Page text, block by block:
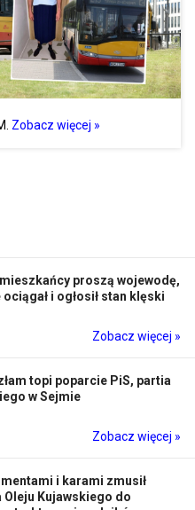
Zobacz więcej »
proszą wojewodę,
i ogłosił stan klęski
Zobacz więcej »
topi poparcie PiS, partia
w Sejmie
Zobacz więcej »
i karami zmusił
Oleju Kujawskiego do